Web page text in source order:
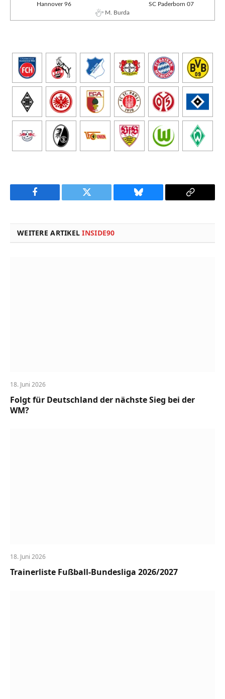
Hannover 96
SC Paderborn 07
M. Burda
Facebook Twitter Bluesky
Copy
WEITERE ARTIKELINSIDE90
18. Juni 2026
Folgt für Deutschland der nächste Sieg bei der
WM?
18. Juni 2026
Trainerliste Fußball-Bundesliga 2026/2027